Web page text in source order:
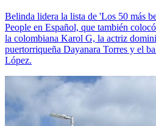
Belinda lidera la lista de 'Los 50 más
People en Español, que también
la colombiana Karol G, la actriz
puertorriqueña Dayanara Torres y el
López.